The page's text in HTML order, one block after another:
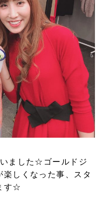
ました☆ゴールドジ
楽しくなった事、スタ
す☆